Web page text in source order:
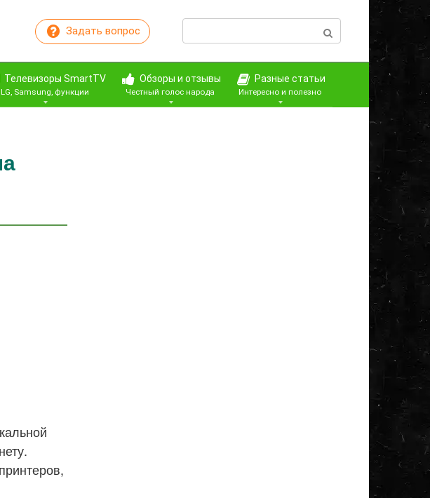
Задать вопрос Поиск:
Телевизоры SmartTV
LG, Samsung, функции
Обзоры и отзывы
Честный голос народа
Разные статьи
Интересно и полезно